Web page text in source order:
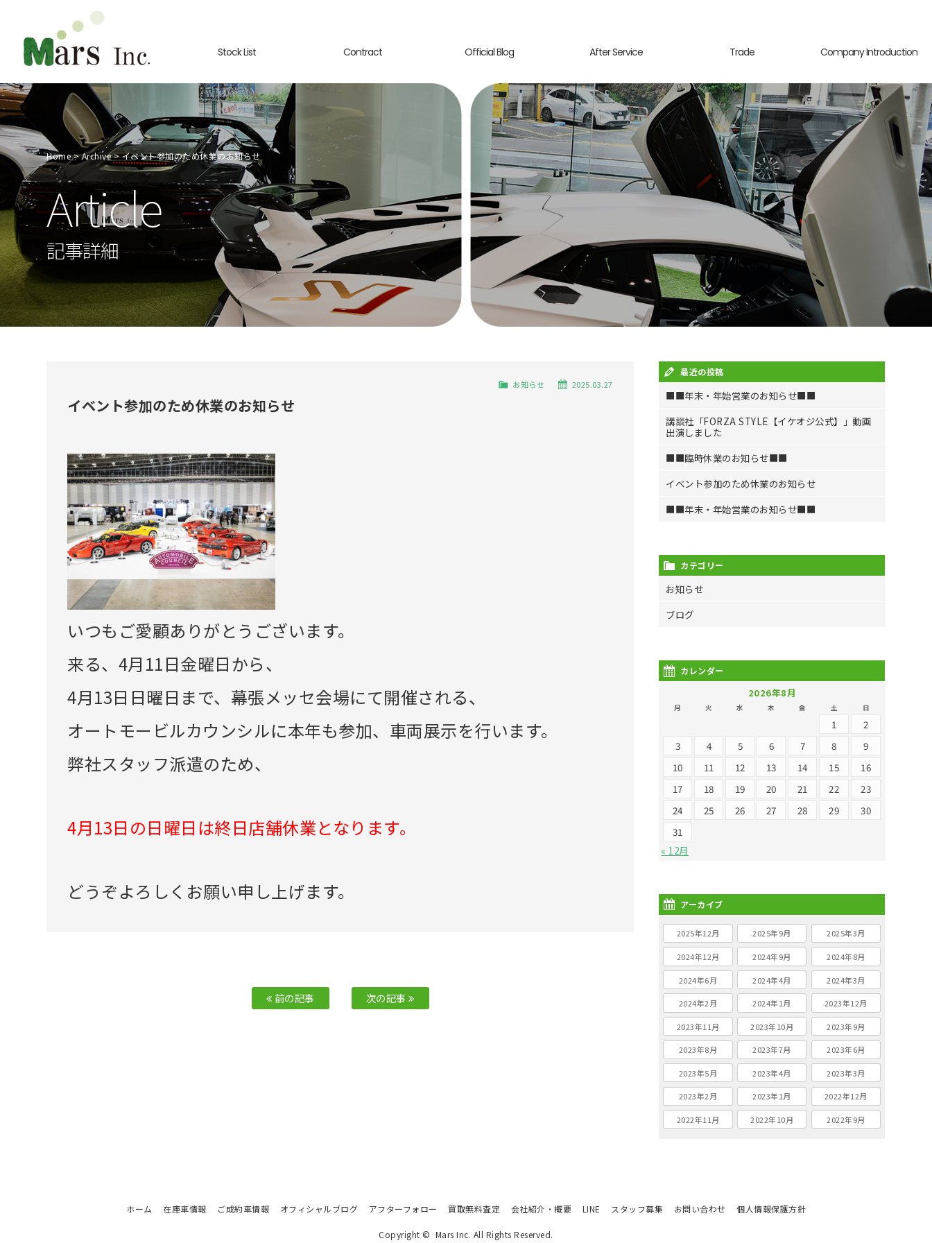
Stock List Contract Official Blog After Service Trade Company Introduction
Home Archive イベント参加のため休業のお知らせ
Article
記事詳細
2025.03.27
お知らせ
イベント参加のため休業のお知らせ
いつもご愛顧ありがとうございます。
来る、4月11日金曜日から、
4月13日日曜日まで、幕張メッセ会場にて開催される、
オートモービルカウンシルに本年も参加、車両展示を行います。
弊社スタッフ派遣のため、
4月13日の日曜日は終日店舗休業となります。
どうぞよろしくお願い申し上げます。
前の記事 次の記事
最近の投稿
■■年末・年始営業のお知らせ■■
講談社「FORZA STYLE【イケオジ公式】」動画
出演しました
■■臨時休業のお知らせ■■
イベント参加のため休業のお知らせ
■■年末・年始営業のお知らせ■■
カテゴリー
お知らせ
ブログ
カレンダー
2026年8月
月 火 水 木 金 土 日
1
2
3
4 5 6 7 8
9
10
11 12 13 14 15
16
17
18 19 20 21 22
23
24
25 26 27 28 29
30
31
« 12月
アーカイブ
2025年12月 2025年9月 2025年3月
2024年12月 2024年9月 2024年8月
2024年6月 2024年4月 2024年3月
2024年2月 2024年1月 2023年12月
2023年11月 2023年10月 2023年9月
2023年8月 2023年7月 2023年6月
2023年5月 2023年4月 2023年3月
2023年2月 2023年1月 2022年12月
2022年11月 2022年10月 2022年9月
ホーム 在庫車情報 ご成約車情報 オフィシャルブログ アフターフォロー 買取無料査定 会社紹介・概要 LINE スタッフ募集 お問い合わせ 個人情報保護方針
Copyright © Mars Inc. All Rights Reserved.